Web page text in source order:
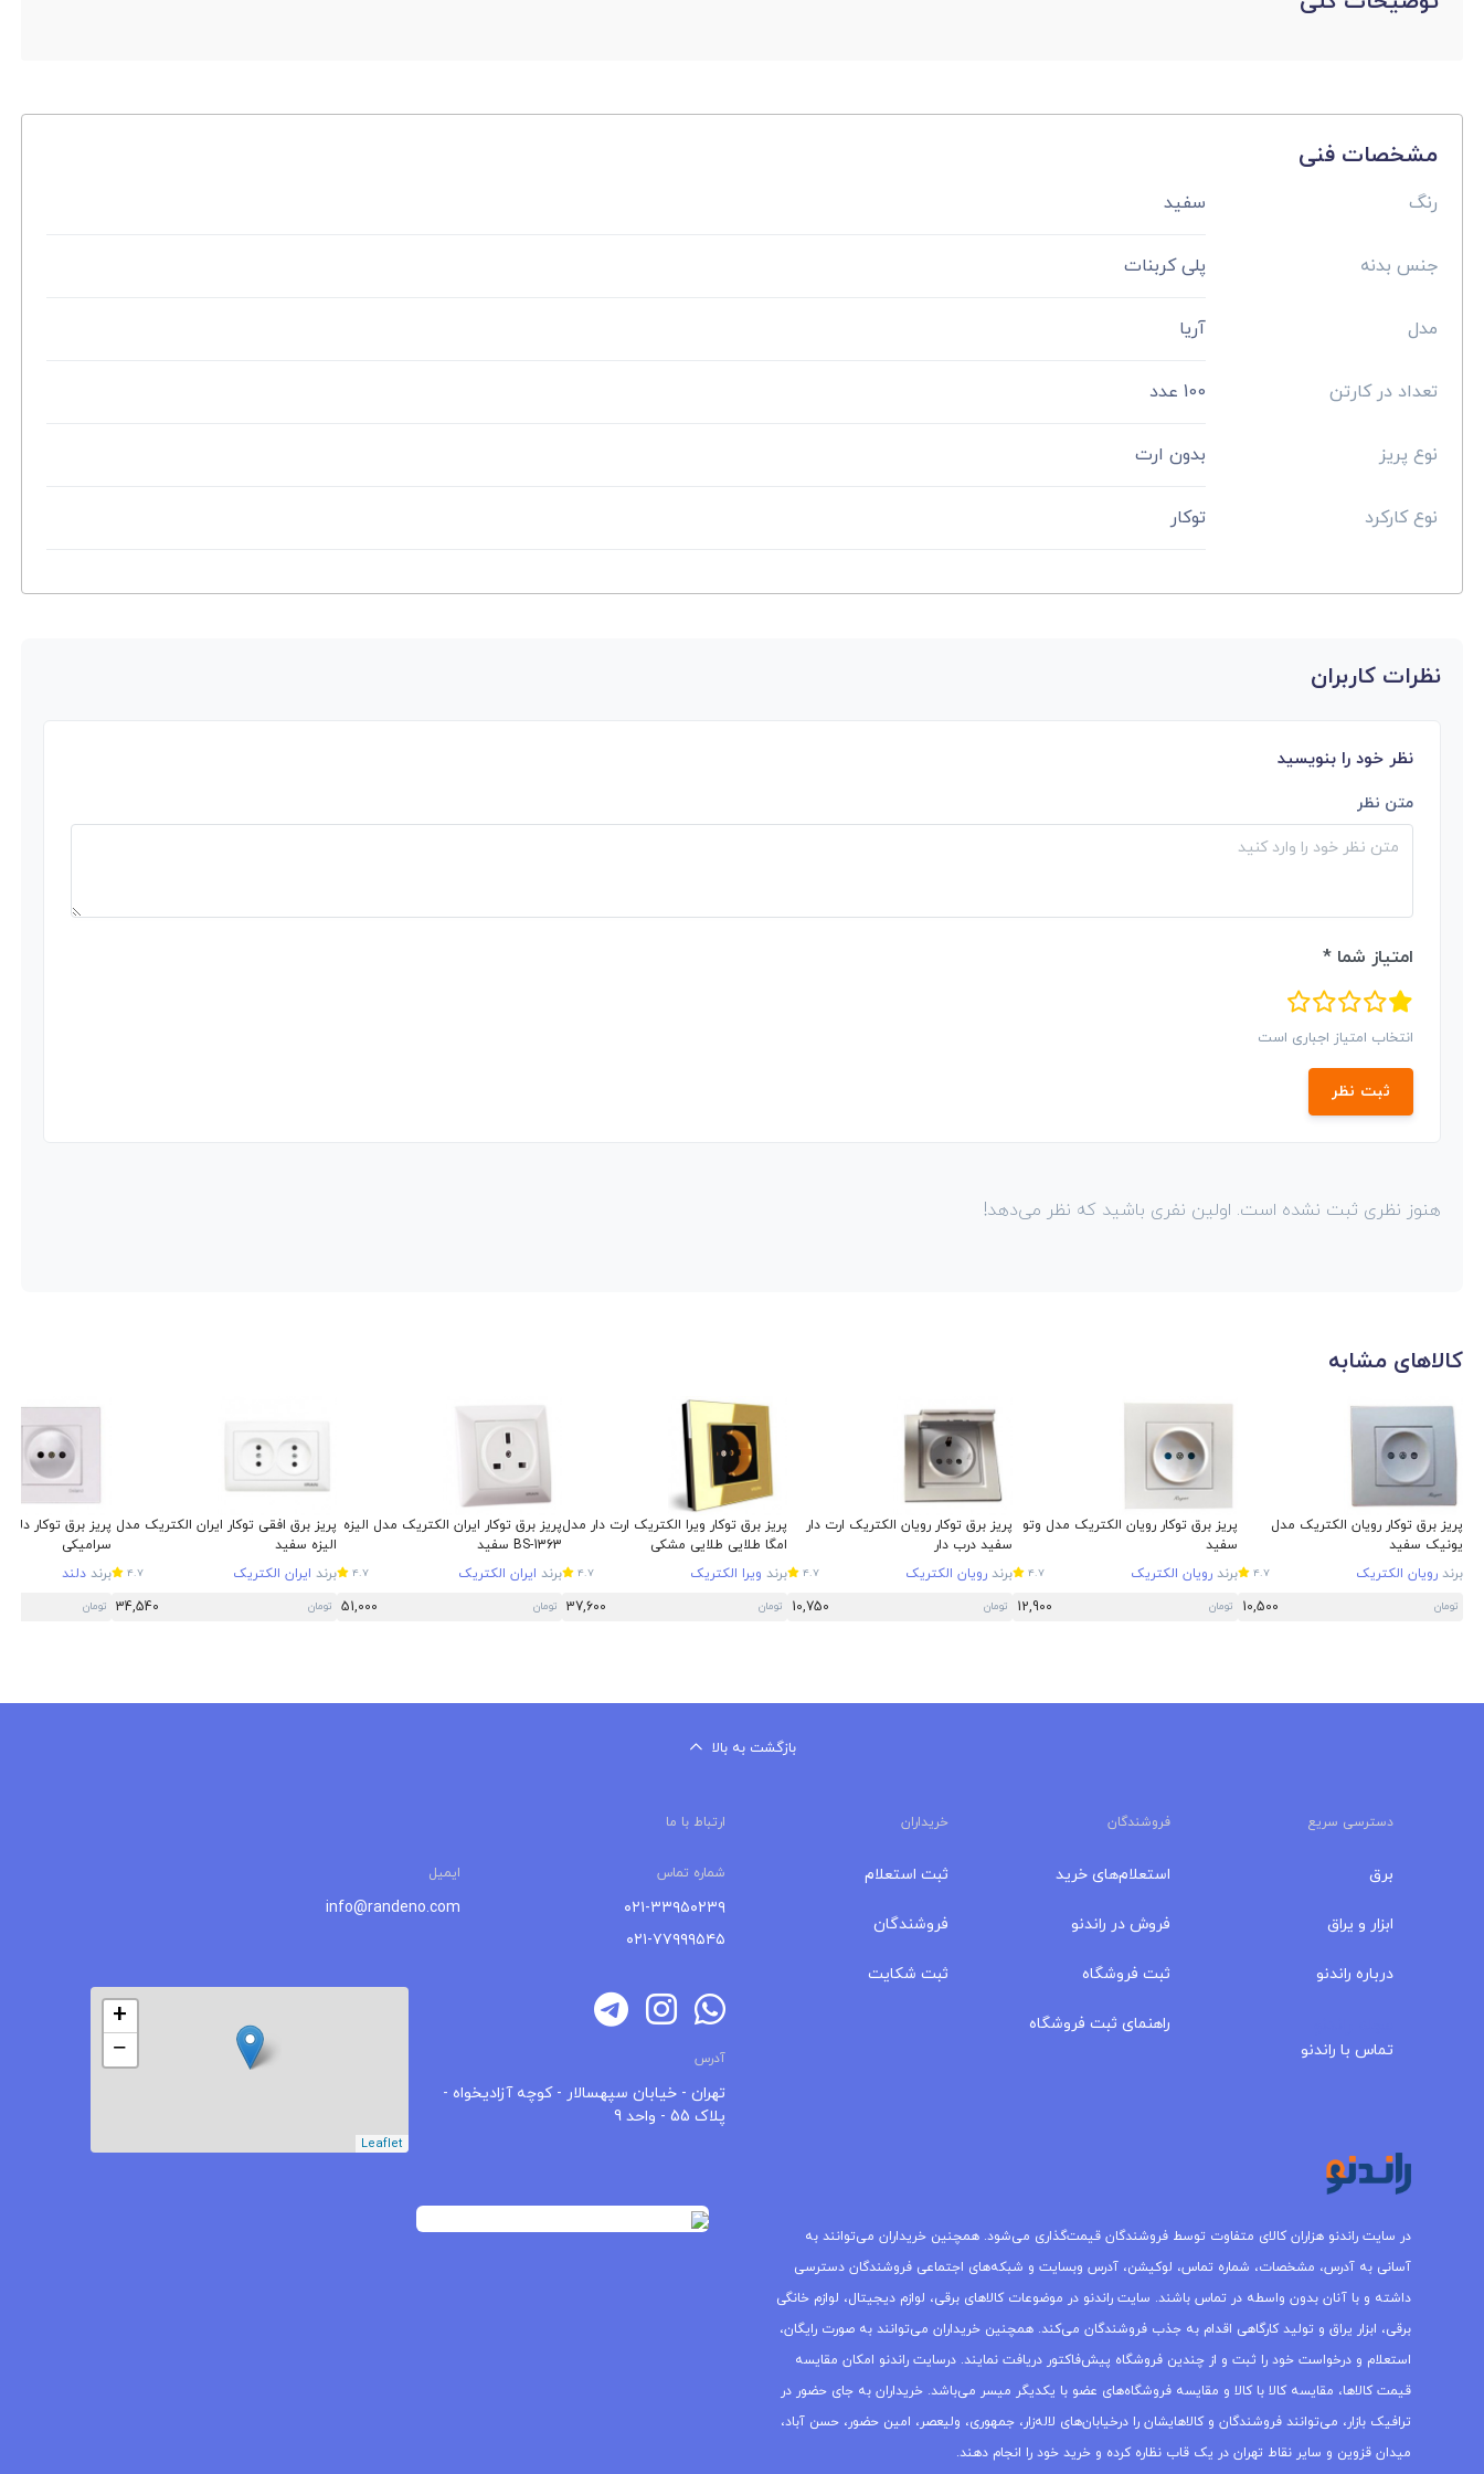
مشخصات فنی
رنگ سفید
جنس بدنه پلی کربنات
مدل آریا
تعداد در کارتن 100 عدد
نوع پریز بدون ارت
نوع کارکرد توکار
نظرات کاربران
نظر خود را بنویسید
متن نظر
امتیاز شما *
انتخاب امتیاز اجباری است
ثبت نظر
هنوز نظری ثبت نشده است. اولین نفری باشید که نظر می‌دهد!
کالاهای مشابه
پریز برق توکار رویان الکتریک مدل
یونیک سفید
برند رویان الکتریک 4.7
تومان 10,500
پریز برق توکار رویان الکتریک مدل وتو
سفید
برند رویان الکتریک 4.7
تومان 12,900
پریز برق توکار رویان الکتریک ارت دار
سفید درب دار
برند رویان الکتریک 4.7
تومان 10,750
پریز برق توکار ویرا الکتریک ارت دار مدل
امگا طلایی طلایی مشکی
برند ویرا الکتریک 4.7
تومان 37,600
پریز برق توکار ایران الکتریک مدل الیزه
BS-1363 سفید
برند ایران الکتریک 4.7
تومان 51,000
پریز برق افقی توکار ایران الکتریک مدل
الیزه سفید
برند ایران الکتریک 4.7
تومان 34,540
پریز برق توکار
سرامیکی
برند دلند
تومان
بازگشت به بالا
دسترسی سریع فروشندگان خریداران ارتباط با ما
برق
ابزار و یراق
درباره‌ راندنو
تماس با راندنو
استعلام‌های خرید
فروش در راندنو
ثبت فروشگاه
راهنمای ثبت فروشگاه
ثبت استعلام
فروشندگان
ثبت شکایت
شماره تماس ایمیل
۰۲۱-۳۳۹۵۰۲۳۹
۰۲۱-۷۷۹۹۹۵۴۵
info@randeno.com
آدرس
تهران - خیابان سپهسالار - کوچه آزادیخواه -
پلاک 55 - واحد 9
+
−
Leaflet
در سایت راندنو هزاران کالای متفاوت توسط فروشندگان قیمت‌گذاری می‌شود. همچنین خریداران می‌توانند به
آسانی به آدرس، مشخصات، شماره تماس، لوکیشن، آدرس وبسایت و شبکه‌های اجتماعی فروشندگان دسترسی
داشته و با آنان بدون واسطه در تماس باشند. سایت راندنو در موضوعات کالاهای برقی، لوازم دیجیتال، لوازم خانگی
برقی، ابزار یراق و تولید کارگاهی اقدام به جذب فروشندگان می‌کند. همچنین خریداران می‌توانند به صورت رایگان،
استعلام و درخواست خود را ثبت و از چندین فروشگاه پیش‌فاکتور دریافت نمایند. درسایت راندنو امکان مقایسه
قیمت کالاها، مقایسه کالا با کالا و مقایسه فروشگاه‌های عضو با یکدیگر میسر می‌باشد. خریداران به جای حضور در
ترافیک بازار، می‌توانند فروشندگان و کالاهایشان را درخیابان‌های لاله‌زار، جمهوری، ولیعصر، امین حضور، حسن آباد،
میدان قزوین و سایر نقاط تهران در یک قاب نظاره کرده و خرید خود را انجام دهند.